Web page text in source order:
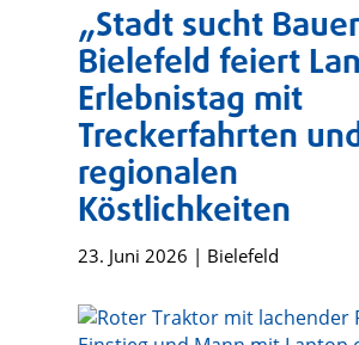
„Stadt sucht
Bielefeld feiert
Erlebnistag mit
Treckerfahrten
regionalen
Köstlichkeiten
23. Juni 2026 | Bielefeld